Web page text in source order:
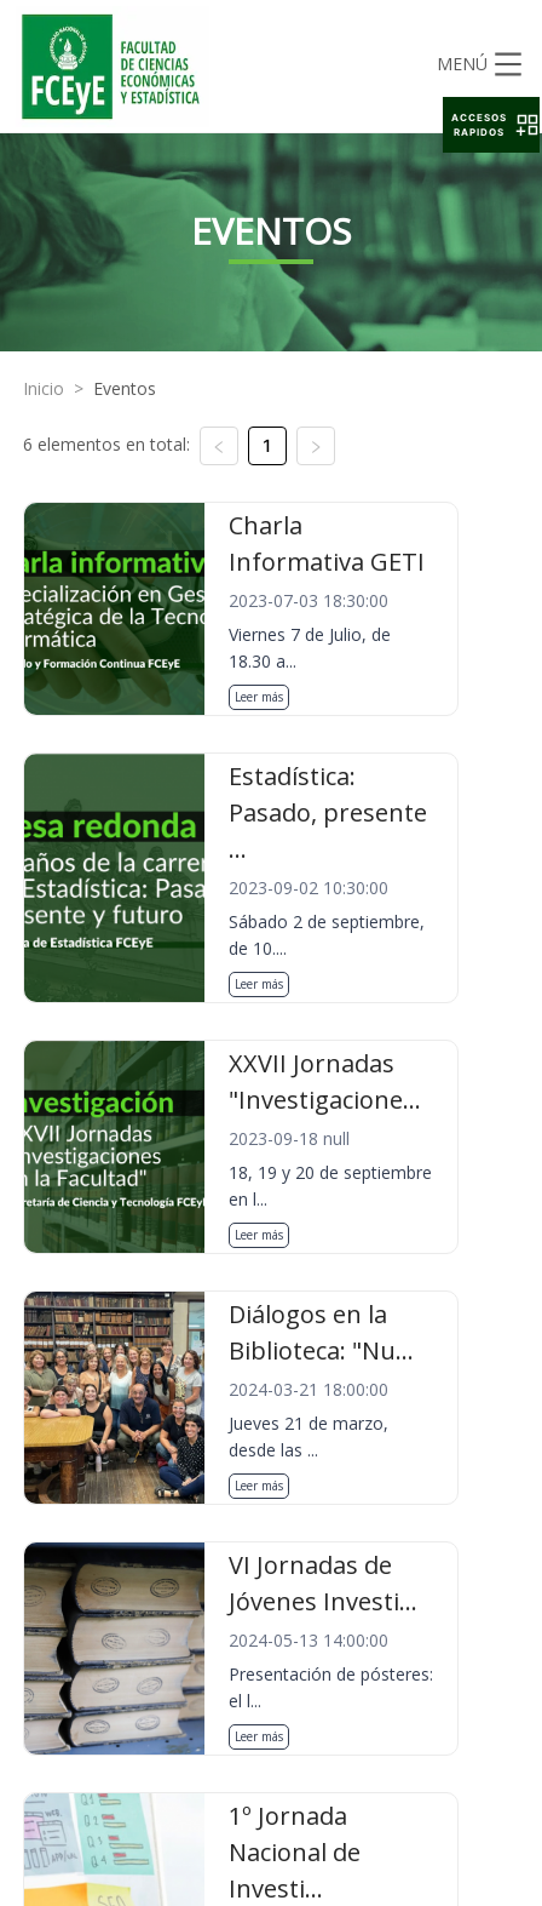
MENÚ
EVENTOS
Inicio > Eventos
6 elementos en total: 1
Charla
Informativa GETI
2023-07-03 18:30:00
Viernes 7 de Julio, de
18.30 a...
Leer más
Estadística:
Pasado, presente
...
2023-09-02 10:30:00
Sábado 2 de septiembre,
de 10....
Leer más
XXVII Jornadas
"Investigacione...
2023-09-18 null
18, 19 y 20 de septiembre
en l...
Leer más
Diálogos en la
Biblioteca: "Nu...
2024-03-21 18:00:00
Jueves 21 de marzo,
desde las ...
Leer más
VI Jornadas de
Jóvenes Investi...
2024-05-13 14:00:00
Presentación de pósteres:
el l...
Leer más
1º Jornada
Nacional de
Investi...
ACCESOS
RAPIDOS